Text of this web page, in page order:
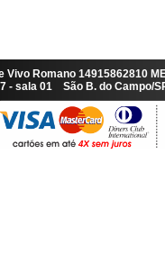
Vivo Romano
- sala 01 São B. do